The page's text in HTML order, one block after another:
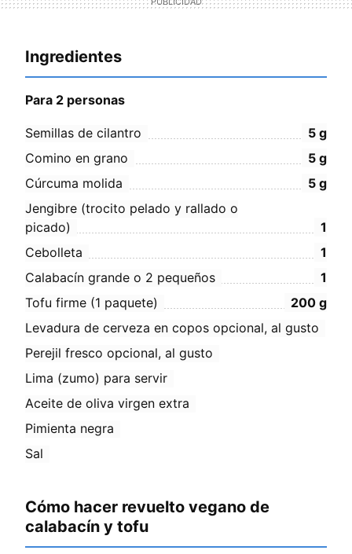
Ingredientes
Para 2 personas
Semillas de cilantro 5 g
Comino en grano
5 g
Cúrcuma molida
5 g
Jengibre (trocito pelado y rallado o
picado)
1
Cebolleta
1
Calabacín grande o 2 pequeños
1
Tofu firme (1 paquete)
200 g
Levadura de cerveza en copos opcional, al gusto
Perejil fresco opcional, al gusto
Lima (zumo) para servir
Aceite de oliva virgen extra
Pimienta negra
Sal
Cómo hacer revuelto vegano de
calabacín y tofu